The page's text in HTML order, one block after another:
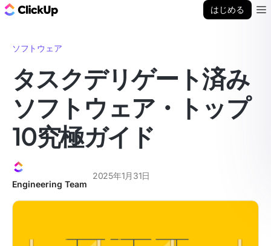
はじめる
ソフトウェア
タスクデリゲート済み
ソフトウェア・トップ
10究極ガイド
Engineering Team
2025年1月31日